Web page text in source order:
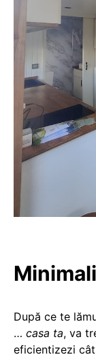
După ce te
… casa ta, va
eficientizezi